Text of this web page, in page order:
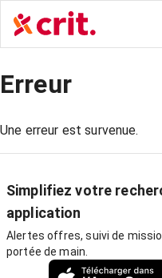
Erreur
Une erreur est survenue.
Simplifiez votre
application
Alertes offres, suivi de
portée de main.